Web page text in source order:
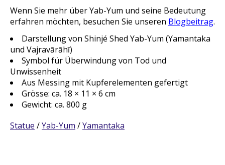
Wenn Sie mehr über Yab-Yum und seine Bedeutung
erfahren möchten, besuchen Sie unseren Blogbeitrag.
Darstellung von Shinjé Shed Yab-Yum (Yamantaka
und Vajravārāhī)
Symbol für Überwindung von Tod und
Unwissenheit
Aus Messing mit Kupferelementen gefertigt
Grösse: ca. 18 × 11 × 6 cm
Gewicht: ca. 800 g
Statue /Yab-Yum /Yamantaka